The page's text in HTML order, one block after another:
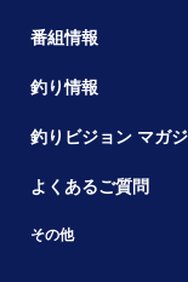
番組情報
釣り情報
釣りビジョン マガ
よくあるご質問
その他